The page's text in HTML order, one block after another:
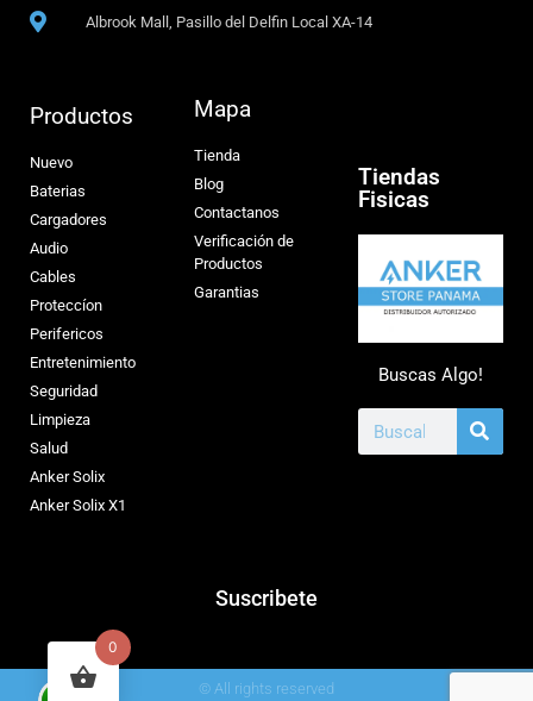
Albrook Mall, Pasillo del Delfin Local XA-14
Productos
Nuevo
Baterias
Cargadores
Audio
Cables
Proteccíon
Perifericos
Entretenimiento
Seguridad
Limpieza
Salud
Anker Solix
Anker Solix X1
Mapa
Tienda
Blog
Contactanos
Verificación de
Productos
Garantias
Tiendas
Fisicas
Buscas Algo!
Suscribete
© All rights reserved
0